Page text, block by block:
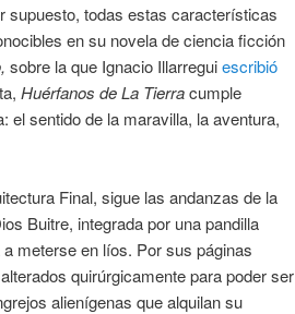
supuesto, todas estas características
en su novela de ciencia ficción
sobre la que Ignacio Illarreguiescribió
Huérfanos de La Tierracumple
el sentido de la maravilla, la aventura,
Final, sigue las andanzas de la
Buitre, integrada por una pandilla
meterse en líos. Por sus páginas
quirúrgicamente para poder ser
alienígenas que alquilan su